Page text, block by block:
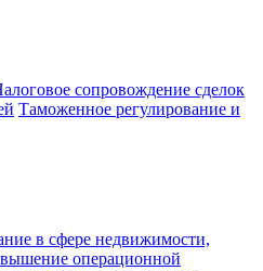
сопровождение сделок
Таможенное регулирование и
в сфере недвижимости,
операционной